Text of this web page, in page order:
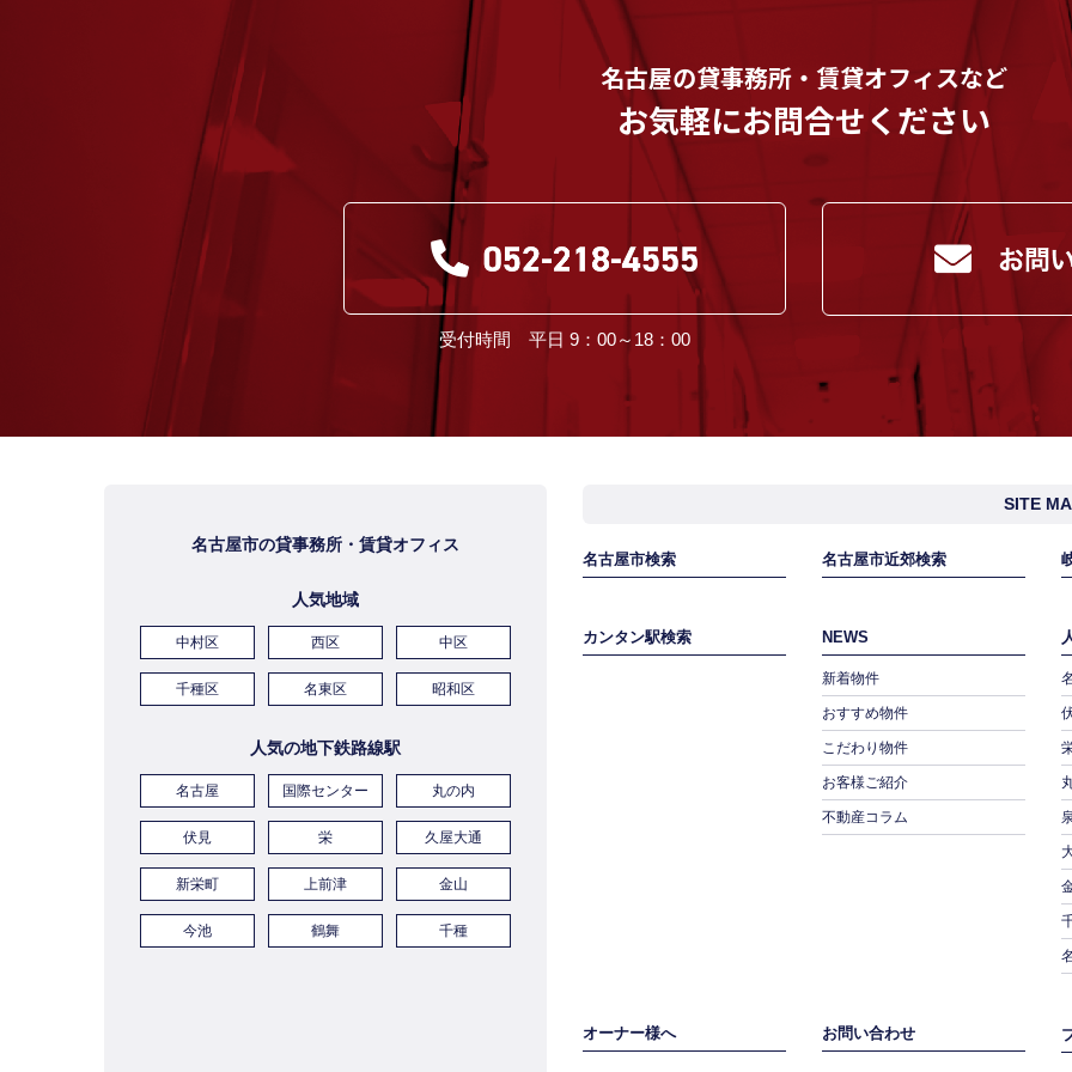
名古屋の貸事務所・賃貸オフィスなど
お気軽にお問合せください
受付時間 平日 9：00～18：00
SITE
名古屋市検索 名古屋市近郊検索
カンタン駅検索 NEWS
新着物件
おすすめ物件
こだわり物件
お客様ご紹介
不動産コラム
オーナー様へ お問い合わせ
名古屋市の貸事務所・賃貸オフィス
人気地域
中村区 西区 中区
千種区 名東区 昭和区
人気の地下鉄路線駅
名古屋 国際センター 丸の内
伏見 栄 久屋大通
新栄町 上前津 金山
今池 鶴舞 千種